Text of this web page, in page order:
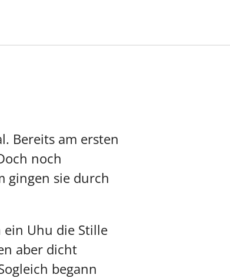
Bereits am ersten
noch
gingen sie durch
Uhu die Stille
aber dicht
begann